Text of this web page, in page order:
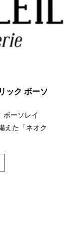
ック ボーソ
ボーソレイ
えた「ネオク